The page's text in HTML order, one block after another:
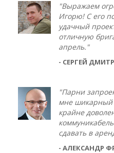
"Выражаем
Игорю! С его
удачный
отличную
апрель."
- СЕРГЕЙ
"Парни
мне шикарный
крайне
сдавать в
- АЛЕКСАНДР